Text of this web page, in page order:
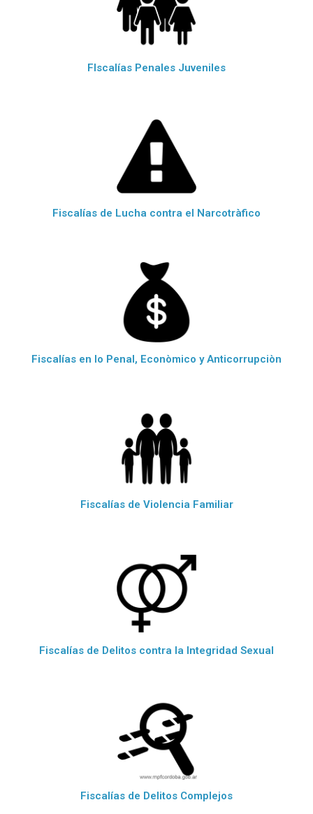
FIscalías Penales Juveniles
Fiscalías de Lucha contra el Narcotràfico
Fiscalías en lo Penal, Econòmico y Anticorrupciòn
Fiscalías de Violencia Familiar
Fiscalías de Delitos contra la Integridad Sexual
Fiscalías de Delitos Complejos